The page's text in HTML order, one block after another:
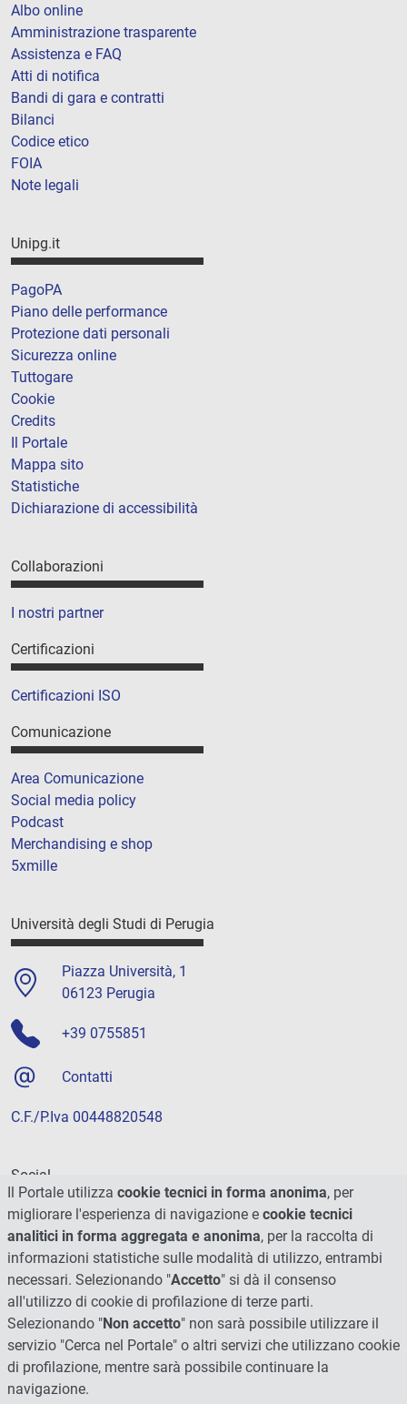
Albo online
Amministrazione trasparente
Assistenza e FAQ
Atti di notifica
Bandi di gara e contratti
Bilanci
Codice etico
FOIA
Note legali
Unipg.it
PagoPA
Piano delle performance
Protezione dati personali
Sicurezza online
Tuttogare
Cookie
Credits
Il Portale
Mappa sito
Statistiche
Dichiarazione di accessibilità
Collaborazioni
I nostri partner
Certificazioni
Certificazioni ISO
Comunicazione
Area Comunicazione
Social media policy
Podcast
Merchandising e shop
5xmille
Università degli Studi di Perugia
Piazza Università, 1
06123 Perugia
+39 0755851
Contatti
C.F./P.Iva 00448820548
Social
Il Portale utilizza cookie tecnici in forma anonima, per
migliorare l'esperienza di navigazione e cookie tecnici
analitici in forma aggregata e anonima, per la raccolta di
informazioni statistiche sulle modalità di utilizzo, entrambi
necessari. Selezionando "Accetto" si dà il consenso
all'utilizzo di cookie di profilazione di terze parti.
Selezionando "Non accetto" non sarà possibile utilizzare il
servizio "Cerca nel Portale" o altri servizi che utilizzano cookie
di profilazione, mentre sarà possibile continuare la
navigazione.